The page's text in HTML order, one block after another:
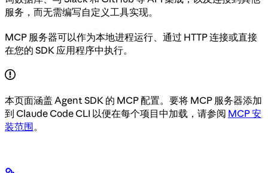
服务，而无需编写自定义工具实现。
MCP 服务器可以作为本地进程运行、通过 HTTP 连接或直接
在您的 SDK 应用程序中执行。
本页面涵盖 Agent SDK 的 MCP 配置。要将 MCP 服务器添加
到 Claude Code CLI 以便在每个项目中加载，请参阅 MCP 安
装范围。